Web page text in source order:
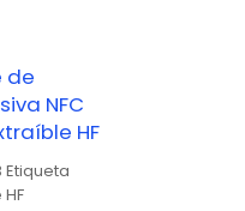
de
NFC
HF
Etiqueta